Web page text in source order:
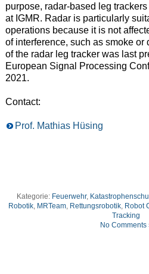
purpose, radar-based leg
at IGMR. Radar is particularly
operations because it is not
of interference, such as smoke or
of the radar leg tracker was last
European Signal Processing
2021.
Contact:
Prof. Mathias Hüsing
Kategorie: Feuerwehr,
Robotik, MRTeam, Rettungsrobotik, Robot
Tracking
No Comments